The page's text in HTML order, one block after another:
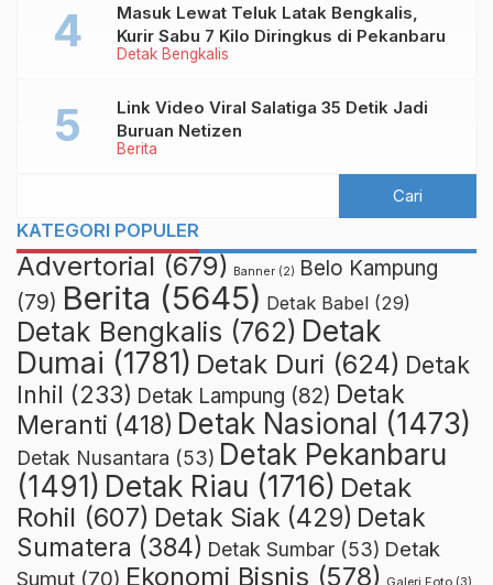
Detak Bengkalis
Masuk Lewat Teluk Latak Bengkalis,
Kurir Sabu 7 Kilo Diringkus di Pekanbaru
Berita
Link Video Viral Salatiga 35 Detik Jadi
Buruan Netizen
KATEGORI POPULER
Advertorial (679) Banner (2) Belo Kampung
(79) Berita (5645) Detak Babel (29)
Detak Bengkalis (762) Detak
Dumai (1781) Detak Duri (624) Detak
Inhil (233) Detak Lampung (82) Detak
Meranti (418) Detak Nasional (1473)
Detak Nusantara (53) Detak Pekanbaru
(1491) Detak Riau (1716) Detak
Rohil (607) Detak Siak (429) Detak
Sumatera (384) Detak Sumbar (53) Detak
Sumut (70) Ekonomi Bisnis (578) Galeri Foto (3)